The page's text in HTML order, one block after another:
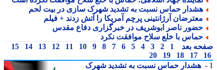
هشدار حماس نسبت به تشدید شهرک سازی در بیت لحم
معترضان آرژانتینی پرچم آمریکا را آتش زدند + فیلم
حضور ناصر ابوشریف در خبرگزاری دفاع مقدس
حماس با خلع سلاح موافقت نکرد
بعد
1
2
3
4
5
6
7
8
9
10
11
12
13
14
15
17
18
19
20
هشدار حماس نسبت به تشدید شهرک